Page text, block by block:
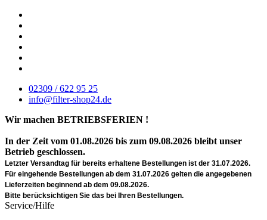
02309 / 622 95 25
info@filter-shop24.de
Wir machen BETRIEBSFERIEN !
In der Zeit vom 01.08.2026 bis zum 09.08.2026 bleibt unser
Betrieb geschlossen.
Letzter Versandtag für bereits erhaltene Bestellungen ist der 31.07.2026.
Für eingehende Bestellungen ab dem 31.07.2026 gelten die angegebenen
Lieferzeiten beginnend ab dem 09.08.2026.
Bitte berücksichtigen Sie das bei Ihren Bestellungen.
Service/Hilfe